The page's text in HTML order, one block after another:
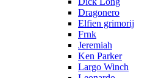
Dragonero
Elfien grimorij
Frnk
Jeremiah
Ken Parker
Largo Winch